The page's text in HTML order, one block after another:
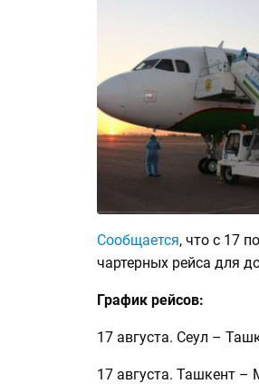
Сообщается, что с 17
чартерных рейса для
График рейсов:
17 августа. Сеул –
17 августа. Ташкент